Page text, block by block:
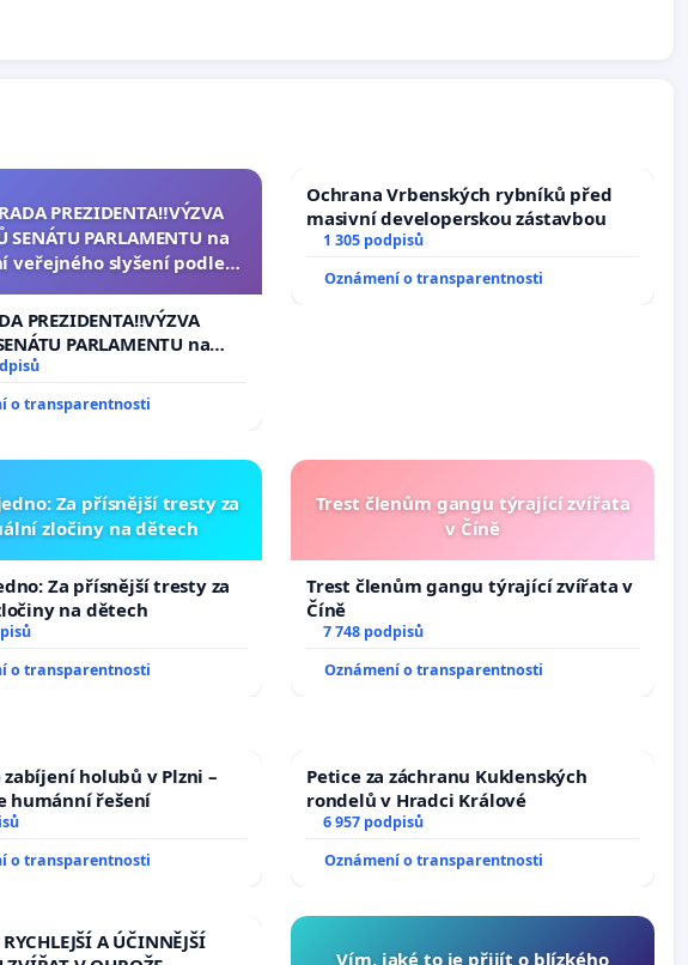
PREZIDENTA‼️VÝZVA
SENÁTU PARLAMENTU na
veřejného slyšení podle §
k podání ústavní
prezidenta republiky
PREZIDENTA‼️VÝZVA
PARLAMENTU na
veřejného slyšení podle §
k podání ústavní
o transparentnosti
Ochrana Vrbenských rybníků před
masivní developerskou zástavbou
1 305 podpisů
Oznámení o transparentnosti
Za přísnější tresty za
zločiny na dětech
Za přísnější tresty za
na dětech
o transparentnosti
Trest členům gangu týrající zvířata
v Číně
Trest členům gangu týrající zvířata v
Číně
7 748 podpisů
Oznámení o transparentnosti
holubů v Plzni –
humánní řešení
o transparentnosti
Petice za záchranu Kuklenských
rondelů v Hradci Králové
6 957 podpisů
Oznámení o transparentnosti
A ÚČINNĚJŠÍ
Vím, jaké to je přijít o blízkého